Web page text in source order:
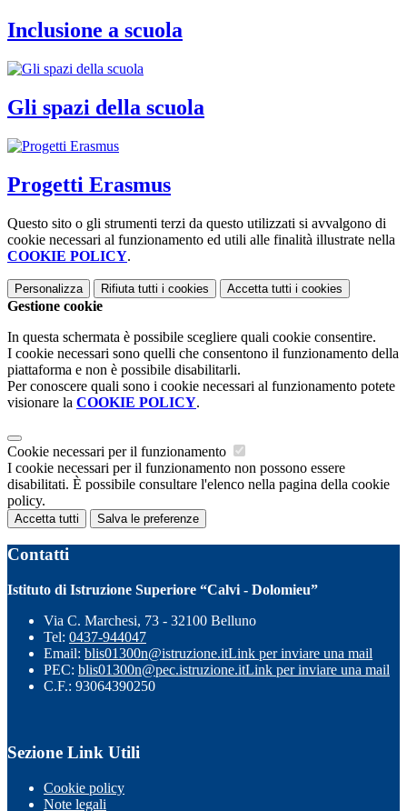
Inclusione a scuola
Gli spazi della scuola
Progetti Erasmus
Questo sito o gli strumenti terzi da questo utilizzati si avvalgono di
cookie necessari al funzionamento ed utili alle finalità illustrate nella
COOKIE POLICY.
Personalizza Rifiuta tutti i cookies Accetta tutti i cookies
Gestione cookie
In questa schermata è possibile scegliere quali cookie consentire.
I cookie necessari sono quelli che consentono il funzionamento della
piattaforma e non è possibile disabilitarli.
Per conoscere quali sono i cookie necessari al funzionamento potete
visionare la COOKIE POLICY.
Cookie necessari per il funzionamento
I cookie necessari per il funzionamento non possono essere
disabilitati. È possibile consultare l'elenco nella pagina della cookie
policy.
Accetta tutti Salva le preferenze
Contatti
Istituto di Istruzione Superiore “Calvi - Dolomieu”
Via C. Marchesi, 73 - 32100 Belluno
Tel: 0437-944047
Email: blis01300n@istruzione.itLink per inviare una mail
PEC: blis01300n@pec.istruzione.itLink per inviare una mail
C.F.: 93064390250
Sezione Link Utili
Cookie policy
Note legali